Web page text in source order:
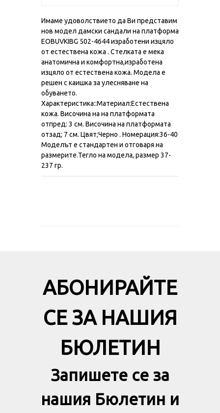
Имаме удоволствието да Ви представим
нов модел дамски сандали на платформа
EOBUVKIBG 502-4644 изработени изцяло
от естествена кожа . Стелката е мека
анатомична и комфортна,изработена
изцяло от естествена кожа. Модела е
решен с каишка за улесняване на
обуването.
Характеристика::Материал:Естествена
кожа. Височина на на платформата
отпред: 3 см. Височина на платформата
отзад; 7 см. Цвят;Черно . Номерация:36-40
Моделът е стандартен и отговаря на
размерите.Тегло на модела, размер 37-
237 гр.
АБОНИРАЙТЕ
СЕ ЗА НАШИЯ
БЮЛЕТИН
Запишете се за
нашия Бюлетин и